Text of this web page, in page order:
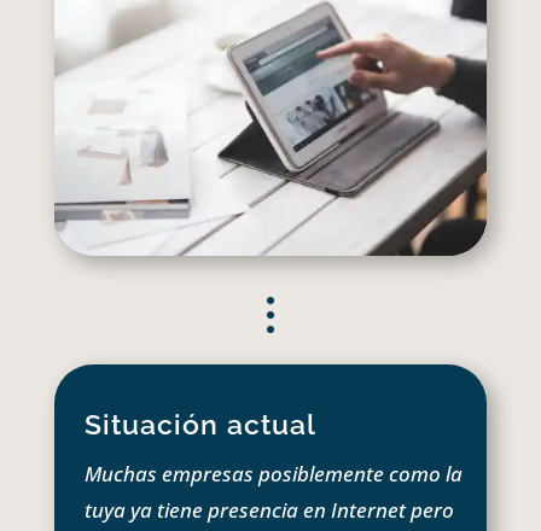
Situación actual
Muchas empresas posiblemente como la
tuya ya tiene presencia en Internet pero